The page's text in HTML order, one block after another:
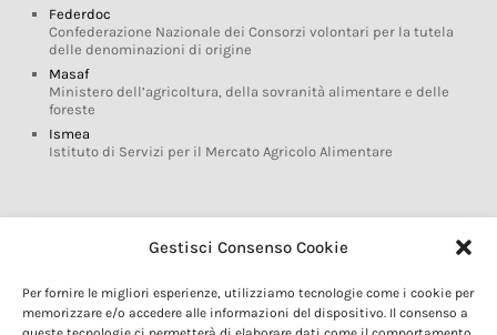
Gestisci Consenso Cookie
Per fornire le migliori esperienze, utilizziamo tecnologie come i cookie per
memorizzare e/o accedere alle informazioni del dispositivo. Il consenso a
Federdoc
Confederazione Nazionale dei Consorzi volontari per la tutela
delle denominazioni di origine
Masaf
Ministero dell’agricoltura, della sovranità alimentare e delle
foreste
Ismea
Istituto di Servizi per il Mercato Agricolo Alimentare
Glossario DOP IGP
Marchi DOP IGP
Normativa prodotti DOP IGP